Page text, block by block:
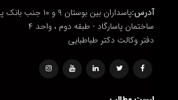
آدرس:پاسداران بین بوستان ۹ و ۱۰ جنب بانک پاسارگاد
ساختمان پاسارگاد - طبقه دوم ، واحد ۴
دفتر وکالت دکتر طباطبایی